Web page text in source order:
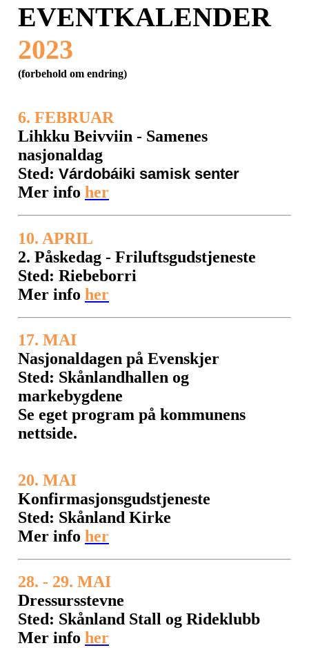
EVENTKALENDER
2023
(forbehold om endring)
6. FEBRUAR
Lihkku Beivviin - Samenes
nasjonaldag
Sted: Várdobáiki samisk senter
Mer info her
10. APRIL
2. Påskedag - Friluftsgudstjeneste
Sted: Riebeborri
Mer info her
17. MAI
Nasjonaldagen på Evenskjer
Sted: Skånlandhallen og
markebygdene
Se eget program på kommunens
nettside.
20. MAI
Konfirmasjonsgudstjeneste
Sted: Skånland Kirke
Mer info her
28. - 29. MAI
Dressursstevne
Sted: Skånland Stall og Rideklubb
Mer info her